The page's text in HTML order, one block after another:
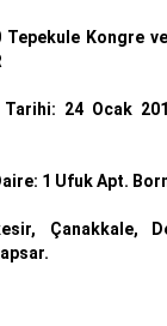
Tepekule Kongre
24 Ocak
1 Ufuk Apt.
Çanakkale,